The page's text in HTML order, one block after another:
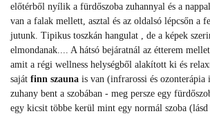
előtérből nyílik a fürdőszoba zuhannyal és a
van a falak mellett, asztal és az oldalsó lépcsőn a
jutunk. Tipikus toszkán hangulat , de a képek
elmondanak.... A hátsó bejáratnál az étterem
amit a régi wellness helységből alakított ki és
saját finn szauna is van (infrarossi és ozonterápia
zuhany bent a szobában - meg persze egy
egy kicsit többe kerül mint egy normál szoba